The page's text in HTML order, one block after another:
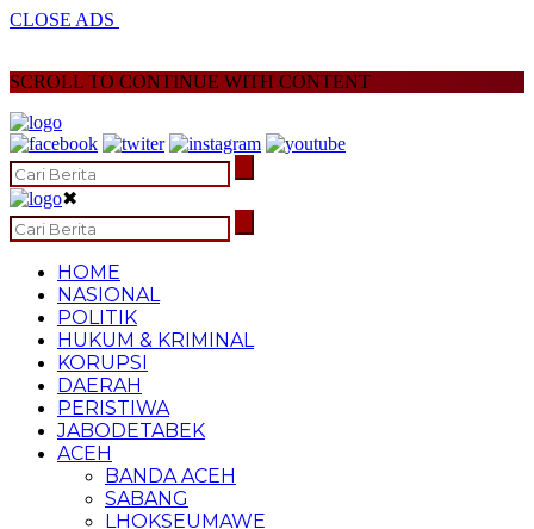
CLOSE ADS
SCROLL TO CONTINUE WITH CONTENT
✖
HOME
NASIONAL
POLITIK
HUKUM & KRIMINAL
KORUPSI
DAERAH
PERISTIWA
JABODETABEK
ACEH
BANDA ACEH
SABANG
LHOKSEUMAWE